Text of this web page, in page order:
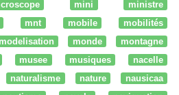
mini
ministre
mnt mobile
mobilités
modelisation monde
montagne
musee musiques
nacelle
naturalisme nature
nausicaa